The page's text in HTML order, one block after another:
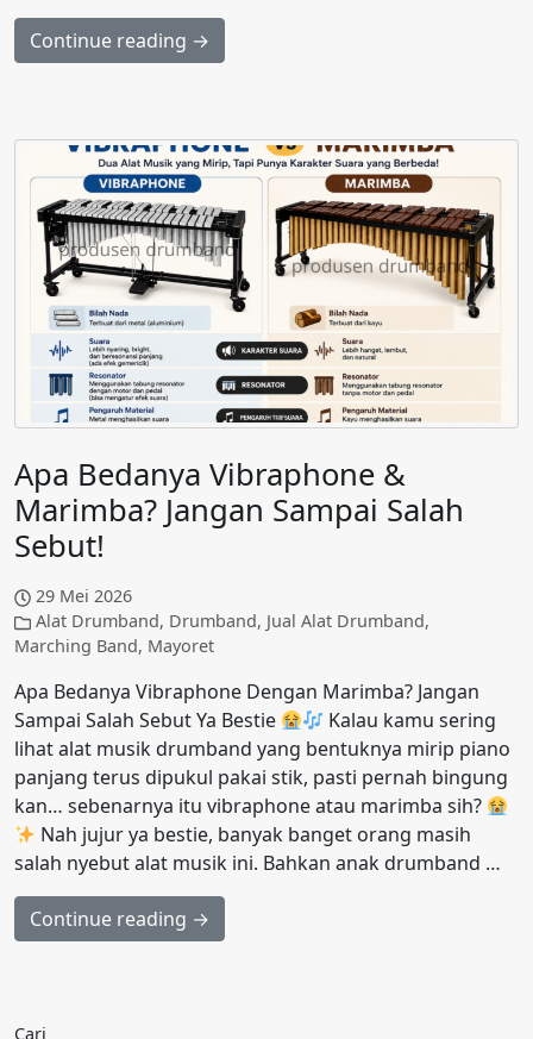
Continue reading →
Apa Bedanya Vibraphone &
Marimba? Jangan Sampai Salah
Sebut!
29 Mei 2026
Alat Drumband, Drumband, Jual Alat Drumband,
Marching Band, Mayoret
Apa Bedanya Vibraphone Dengan Marimba? Jangan
Sampai Salah Sebut Ya Bestie
Kalau kamu sering
lihat alat musik drumband yang bentuknya mirip piano
panjang terus dipukul pakai stik, pasti pernah bingung
kan… sebenarnya itu vibraphone atau marimba sih?
Nah jujur ya bestie, banyak banget orang masih
salah nyebut alat musik ini. Bahkan anak drumband …
Continue reading →
Cari